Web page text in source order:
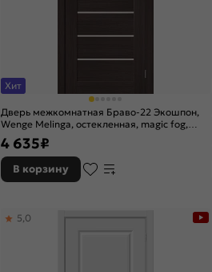
Хит
Дверь межкомнатная Браво-22 Экошпон,
Wenge Melinga, остекленная, magic fog,
царговая
4 635₽
В корзину
5,0